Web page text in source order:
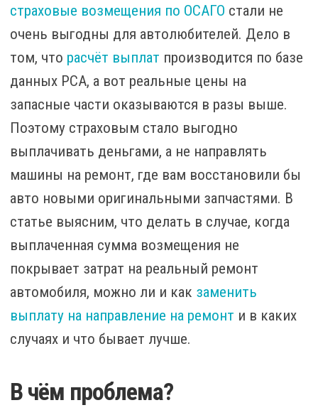
страховые возмещения по ОСАГО стали не
очень выгодны для автолюбителей. Дело в
том, что расчёт выплат производится по базе
данных РСА, а вот реальные цены на
запасные части оказываются в разы выше.
Поэтому страховым стало выгодно
выплачивать деньгами, а не направлять
машины на ремонт, где вам восстановили бы
авто новыми оригинальными запчастями. В
статье выясним, что делать в случае, когда
выплаченная сумма возмещения не
покрывает затрат на реальный ремонт
автомобиля, можно ли и как заменить
выплату на направление на ремонт и в каких
случаях и что бывает лучше.
В чём проблема?